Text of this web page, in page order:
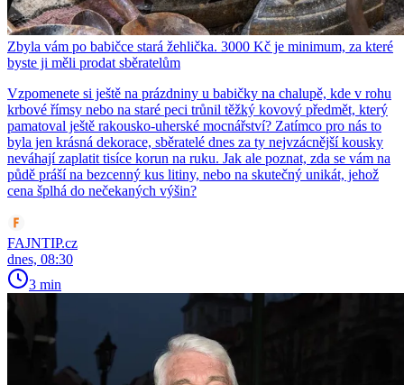
Zbyla vám po babičce stará žehlička. 3000 Kč je minimum, za které
byste ji měli prodat sběratelům
Vzpomenete si ještě na prázdniny u babičky na chalupě, kde v rohu
krbové římsy nebo na staré peci trůnil těžký kovový předmět, který
pamatoval ještě rakousko-uherské mocnářství? Zatímco pro nás to
byla jen krásná dekorace, sběratelé dnes za ty nejvzácnější kousky
neváhají zaplatit tisíce korun na ruku. Jak ale poznat, zda se vám na
půdě práší na bezcenný kus litiny, nebo na skutečný unikát, jehož
cena šplhá do nečekaných výšin?
FAJNTIP.cz
dnes, 08:30
3 min